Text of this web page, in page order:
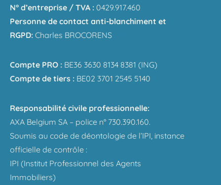
N° d’entreprise / TVA : 0429.917.460
Personne de contact anti-blanchiment et
RGPD: Charles BROCORENS
Compte PRO : BE36 3630 8134 8381 (ING)
Compte de tiers : BE02 3701 2545 5140
Responsabilité civile professionnelle:
AXA Belgium SA – police n° 730.390.160.
Soumis au code de déontologie de l’IPI, instance
officielle de contrôle :
IPI (Institut Professionnel des Agents
Immobiliers)